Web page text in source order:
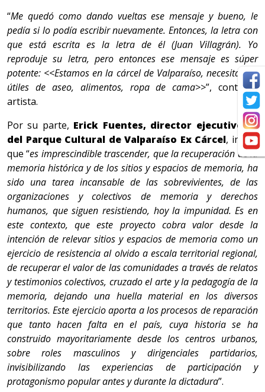
“Me quedó como dando vueltas ese mensaje y bueno, le
pedía si lo podía escribir nuevamente. Entonces, la letra con
que está escrita es la letra de él (Juan Villagrán). Yo
reproduje su letra, pero entonces ese mensaje es súper
potente: <<Estamos en la cárcel de Valparaíso, necesitamos
útiles de aseo, alimentos, ropa de cama>>”, contó la
artista.
Por su parte, Erick Fuentes, director ejecutivo (i)
del Parque Cultural de Valparaíso Ex Cárcel, indicó
que “es imprescindible trascender, que la recuperación de la
memoria histórica y de los sitios y espacios de memoria, ha
sido una tarea incansable de las sobrevivientes, de las
organizaciones y colectivos de memoria y derechos
humanos, que siguen resistiendo, hoy la impunidad. Es en
este contexto, que este proyecto cobra valor desde la
intención de relevar sitios y espacios de memoria como un
ejercicio de resistencia al olvido a escala territorial regional,
de recuperar el valor de las comunidades a través de relatos
y testimonios colectivos, cruzado el arte y la pedagogía de la
memoria, dejando una huella material en los diversos
territorios. Este ejercicio aporta a los procesos de reparación
que tanto hacen falta en el país, cuya historia se ha
construido mayoritariamente desde los centros urbanos,
sobre roles masculinos y dirigenciales partidarios,
invisibilizando las experiencias de participación y
protagonismo popular antes y durante la dictadura”.